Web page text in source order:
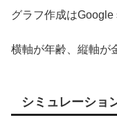
グラフ作成はGoogle
横軸が年齢、縦軸が
シミュレーショ